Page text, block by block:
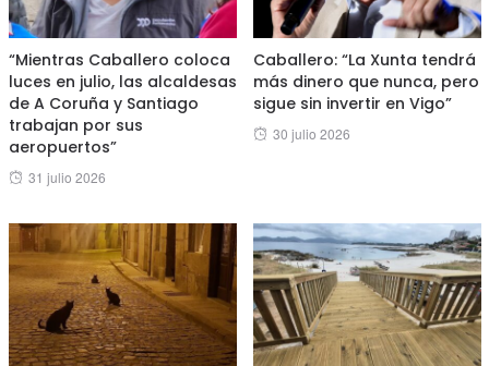
“Mientras Caballero coloca
luces en julio, las alcaldesas
de A Coruña y Santiago
trabajan por sus
aeropuertos”
Posted
31 julio 2026
Caballero: “La Xunta tendrá
más dinero que nunca, pero
sigue sin invertir en Vigo”
Posted
30 julio 2026